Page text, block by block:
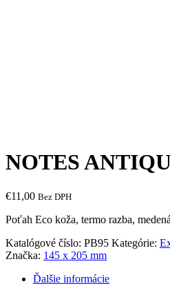
NOTES
€11,00 Bez DPH
Poťah Eco koža, termo razba,
Katalógové číslo: PB95 Kategórie:
Značka: 145 x 205 mm
Ďalšie informácie